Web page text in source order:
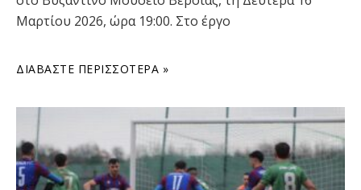
Μαρτίου 2026, ώρα 19:00. Στο έργο
ΔΙΑΒΆΣΤΕ ΠΕΡΙΣΣΌΤΕΡΑ »